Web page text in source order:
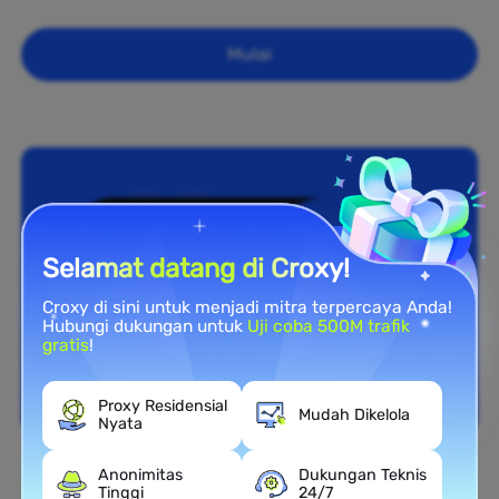
Mulai
Cakupan Nasional
Selamat datang di Croxy!
Croxy di sini untuk menjadi mitra terpercaya Anda!
Hubungi dukungan untuk Uji coba 500M trafik
gratis!
Proxy Residensial
Nyata
Mudah Dikelola
Anonimitas
Tinggi
Dukungan Teknis
24/7